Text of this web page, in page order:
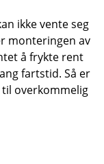
ikke vente seg
monteringen av
å frykte rent
fartstid. Så er
overkommelig